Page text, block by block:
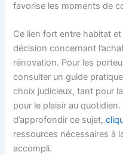
favorise les moments de
Ce lien fort entre habitat
décision concernant
rénovation. Pour les
consulter un guide
choix judicieux, tant pour
pour le plaisir au
d’approfondir ce sujet,
ressources nécessaires à
accompli.